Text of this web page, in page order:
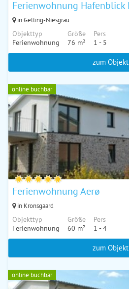
in Gelting-Niesgrau
Objekttyp
Ferienwohnung
Größe
76 m²
Pers
1 - 5
zum Objekt
online buchbar
Ferienwohnung Aerø
in Kronsgaard
Objekttyp
Ferienwohnung
Größe
60 m²
Pers
1 - 4
zum Objekt
online buchbar